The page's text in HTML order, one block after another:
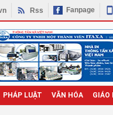
Rss Fanpage
PHÁP LUẬT VĂN HÓA GIÁO